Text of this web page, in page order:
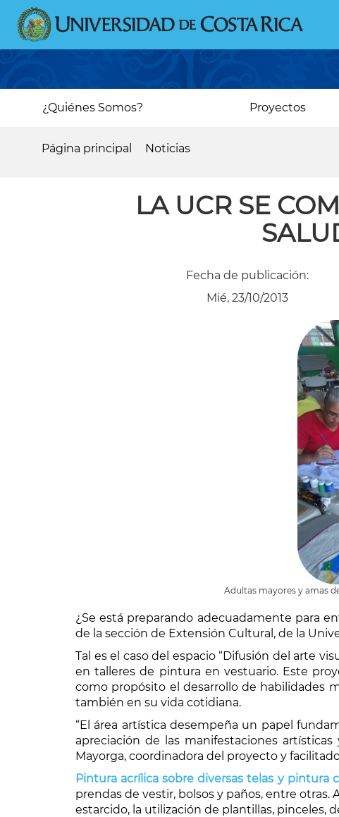
Pasar
contenido
principal
Main¿Quiénes Somos? Proyectos
Página principal Noticias
LA UCR SE
Fecha de publicación:
Mié, 23/10/2013
Adultas mayores y amas
¿Se está preparando adecuadamente para
de la sección de Extensión Cultural, de la
Tal es el caso del espacio “Difusión del arte
en talleres de pintura en vestuario. Este
como propósito el desarrollo de habilidades
también en su vida cotidiana.
“El área artística desempeña un papel
apreciación de las manifestaciones
Mayorga, coordinadora del proyecto y
Pintura acrílica sobre diversas telas y pintura
prendas de vestir, bolsos y paños, entre
estarcido, la utilización de plantillas, pinceles,